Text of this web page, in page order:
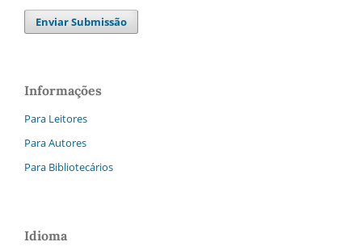
Enviar Submissão
Informações
Para Leitores
Para Autores
Para Bibliotecários
Idioma